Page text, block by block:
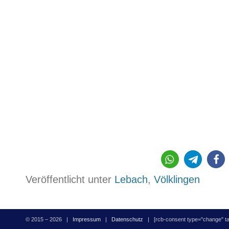
24
Veröffentlicht unter Lebach, Völklingen
© 2015 – 2026 | Impressum | Datenschutz | [rcb-consent type="change"